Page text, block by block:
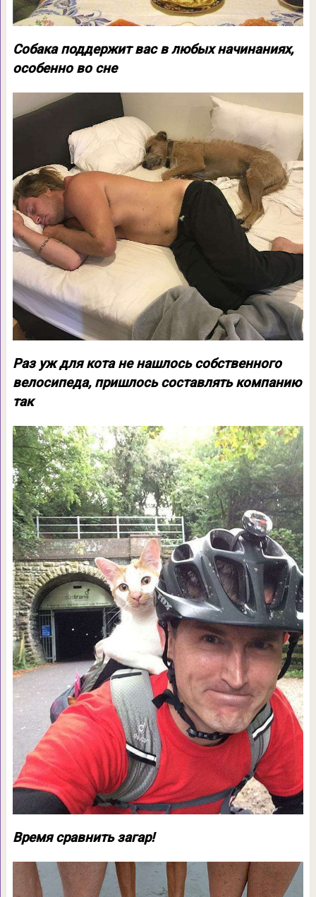
Собака поддержит вас в любых начинаниях,
особенно во сне
Раз уж для кота не нашлось собственного
велосипеда, пришлось составлять компанию
так
Время сравнить загар!